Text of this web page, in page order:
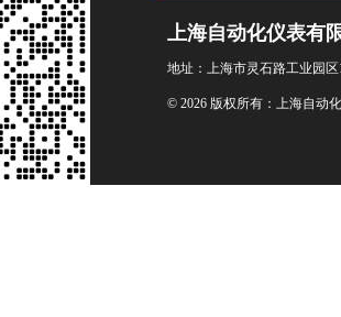
上海自动化仪表有
地址：上海市灵石路工业园区
© 2026 版权所有：上海自动